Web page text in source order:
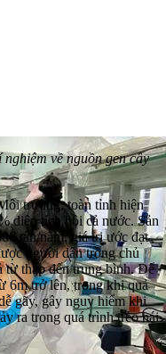
về nguồn gen cây
trường, toàn tỉnh hiện
diện tích hồi cả nước. Sản
tấn/năm, giá trị ước đạt
người dân trồng chủ
từ thấp đến trung bình. Để
6m trở lên, trong khi quả
gãy, gây nguy hiểm khi
ra trong quá trình trèo hái